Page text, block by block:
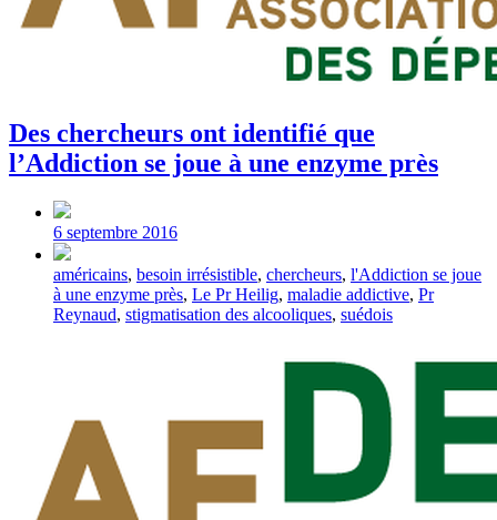
Des chercheurs ont identifié que
l’Addiction se joue à une enzyme près
Post
date
6 septembre 2016
Tagged
with
américains, besoin irrésistible, chercheurs, l'Addiction se joue
à une enzyme près, Le Pr Heilig, maladie addictive, Pr
Reynaud, stigmatisation des alcooliques, suédois